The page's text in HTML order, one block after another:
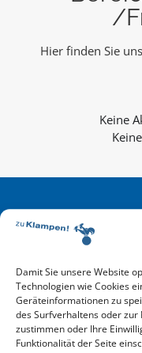
Damit Sie unsere Website
Technologien wie Cookies
Geräteinformationen zu
des Surfverhaltens oder zur
zustimmen oder Ihre
Funktionalität der Seite
/
Hier finden Sie
Aktuelle Vorschau
Entdecken Sie das
Hier finden Sie die
reinlesen oder